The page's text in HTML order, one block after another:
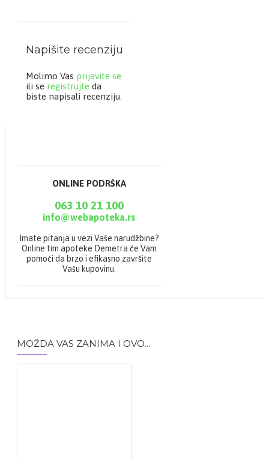
Napišite recenziju
Molimo Vas prijavite se
ili se registrujte da
biste napisali recenziju.
ONLINE PODRŠKA
063 10 21 100
info@webapoteka.rs
Imate pitanja u vezi Vaše narudžbine?
Online tim apoteke Demetra će Vam
pomoći da brzo i efikasno završite
Vašu kupovinu.
MOŽDA VAS ZANIMA I OVO...